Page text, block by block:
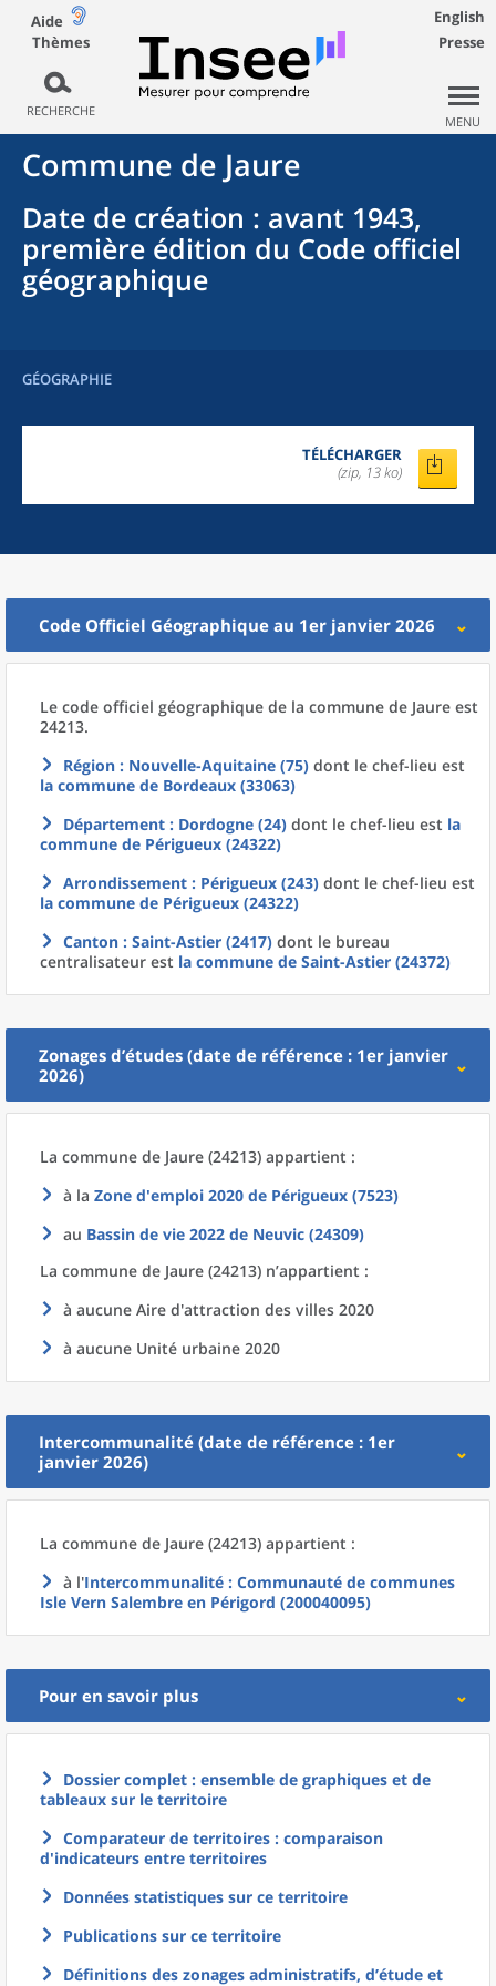
Aide
Thèmes
RECHERCHE
English
Presse
MENU
Commune de Jaure
Date de création : avant 1943,
première édition du Code officiel
géographique
GÉOGRAPHIE
TÉLÉCHARGER
(zip, 13 ko)
Code Officiel Géographique au 1er janvier 2026
Le code officiel géographique de la commune de Jaure est
24213.
Région : Nouvelle-Aquitaine (75) dont le chef-lieu est
la commune de Bordeaux (33063)
Département : Dordogne (24) dont le chef-lieu est la
commune de Périgueux (24322)
Arrondissement : Périgueux (243) dont le chef-lieu est
la commune de Périgueux (24322)
Canton : Saint-Astier (2417) dont le bureau
centralisateur est la commune de Saint-Astier (24372)
Zonages d’études (date de référence : 1er janvier
2026)
La commune de Jaure (24213) appartient :
à la Zone d'emploi 2020 de Périgueux (7523)
au Bassin de vie 2022 de Neuvic (24309)
La commune de Jaure (24213) n’appartient :
à aucune Aire d'attraction des villes 2020
à aucune Unité urbaine 2020
Intercommunalité (date de référence : 1er
janvier 2026)
La commune de Jaure (24213) appartient :
à l'Intercommunalité : Communauté de communes
Isle Vern Salembre en Périgord (200040095)
Pour en savoir plus
Dossier complet : ensemble de graphiques et de
tableaux sur le territoire
Comparateur de territoires : comparaison
d'indicateurs entre territoires
Données statistiques sur ce territoire
Publications sur ce territoire
Définitions des zonages administratifs, d’étude et